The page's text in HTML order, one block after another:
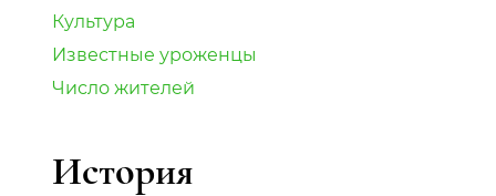
Культура
Известные уроженцы
Число жителей
История